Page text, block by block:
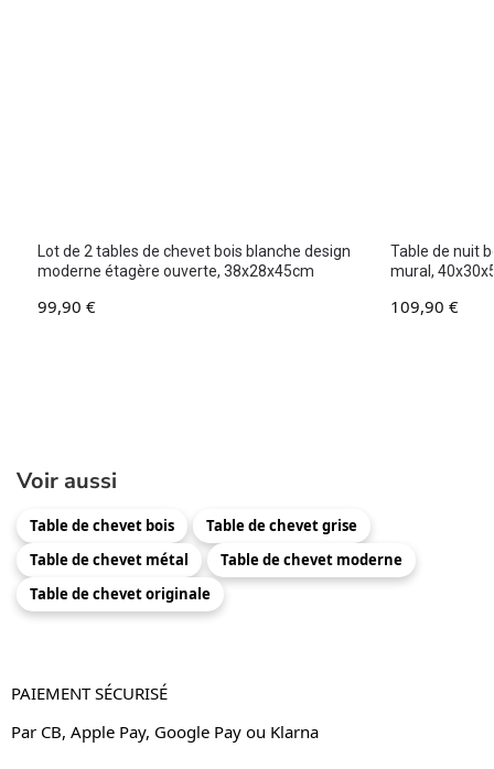
Lot de 2 tables de chevet bois blanche design
moderne étagère ouverte, 38x28x45cm
99,90 €
Table de nuit
mural,
109,90 €
Voir aussi
Table de chevet bois
Table de chevet grise
Table de chevet métal
Table de chevet moderne
Table de chevet originale
PAIEMENT SÉCURISÉ
Par CB, Apple Pay, Google Pay ou Klarna